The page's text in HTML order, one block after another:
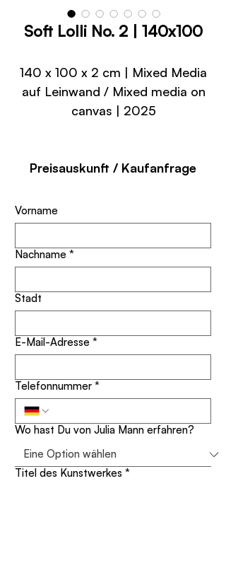
Soft Lolli No. 2 | 140x100
140 x 100 x 2 cm | Mixed Media
auf Leinwand / Mixed media on
canvas | 2025
Preisauskunft / Kaufanfrage
Vorname
Nachname *
Stadt
E-Mail-Adresse *
Telefonnummer *
Wo hast Du von Julia Mann erfahren?
Titel des Kunstwerkes *